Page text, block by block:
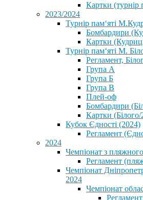
Картки (турнір
2023/2024
⁨Турнір пам‘яті
Бомбардири
Картки
⁨Турнір пам‘яті М.
Регламент,
Група А
Група Б
Група В
Плей-оф
Бомбардири
Картки (Білого/
Кубок Єдності (2024)
Регламент
2024
Чемпіонат з
Регламент
Чемпіонат
2024
Чемпіонат